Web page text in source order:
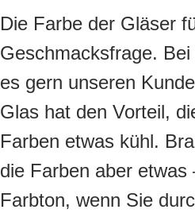
Die Farbe der Gläser
Geschmacksfrage.
es gern unseren
Glas hat den Vorteil,
Farben etwas kühl.
die Farben aber
Farbton, wenn Sie